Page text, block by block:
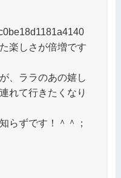
楽しさが倍増です
、ララのあの嬉し
れて行きたくなり
らずです！＾＾；